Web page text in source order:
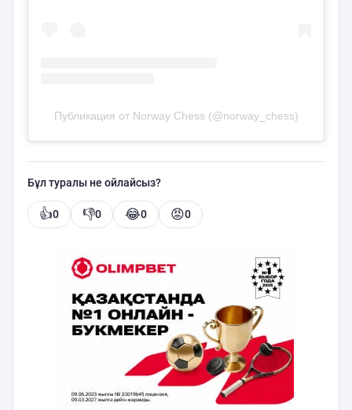
Публикация от Norway Chess (@norway_chess)
Бұл туралы не ойлайсыз?
👍0 👎0 😂0 😡0